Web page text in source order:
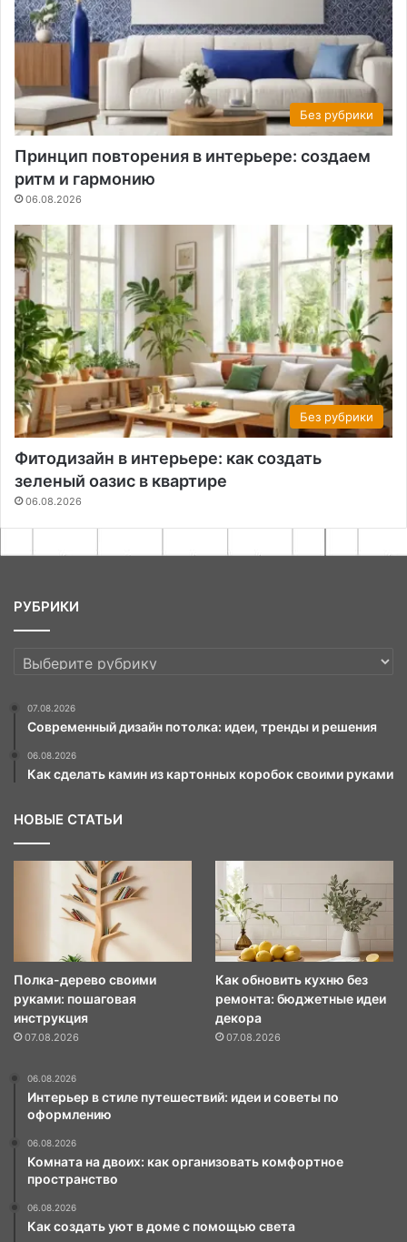
Без рубрики
Принцип повторения в интерьере: создаем
ритм и гармонию
06.08.2026
Без рубрики
Фитодизайн в интерьере: как создать
зеленый оазис в квартире
06.08.2026
РУБРИКИ
РУБРИКИ
07.08.2026
Современный дизайн потолка: идеи, тренды и решения
06.08.2026
Как сделать камин из картонных коробок своими руками
НОВЫЕ СТАТЬИ
Полка-дерево своими
руками: пошаговая
инструкция
07.08.2026
Как обновить кухню без
ремонта: бюджетные идеи
декора
07.08.2026
06.08.2026
Интерьер в стиле путешествий: идеи и советы по
оформлению
06.08.2026
Комната на двоих: как организовать комфортное
пространство
06.08.2026
Как создать уют в доме с помощью света